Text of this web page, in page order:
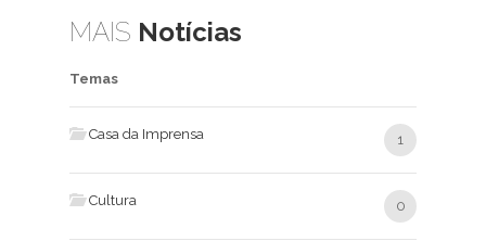
MAIS Notícias
Temas
Casa da Imprensa 1
Cultura 0